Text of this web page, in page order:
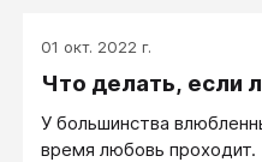
01 окт. 2022 г.
Что делать, если
У большинства
время любовь проходит.